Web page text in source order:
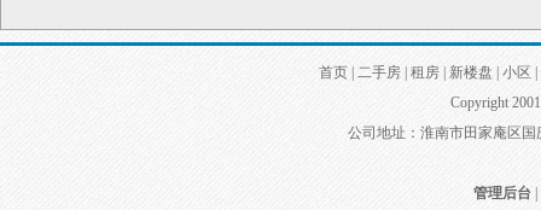
首页 二手房 租房 新楼盘 小区
Copyright
公司地址：淮南市田家庵区
管理后台|